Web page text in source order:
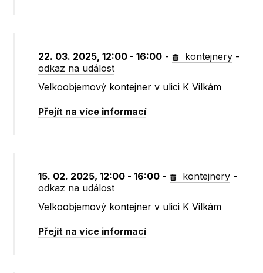
22. 03. 2025, 12:00 - 16:00 - kontejnery -
odkaz na událost
Velkoobjemový kontejner v ulici K Vilkám
Přejít na více informací
15. 02. 2025, 12:00 - 16:00 - kontejnery -
odkaz na událost
Velkoobjemový kontejner v ulici K Vilkám
Přejít na více informací